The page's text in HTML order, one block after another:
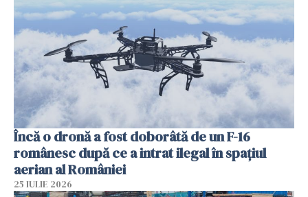
Încă o dronă a fost doborâtă de un F-16
românesc după ce a intrat ilegal în spațiul
aerian al României
25 IULIE 2026